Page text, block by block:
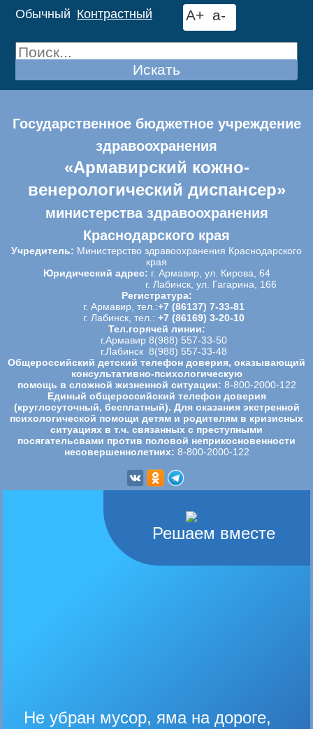
Обычный Контрастный A+ a-
Искать
Государственное бюджетное учреждение
здравоохранения
«Армавирский кожно-
венерологический диспансер»
министерства здравоохранения
Краснодарского края
Учредитель: Министерство здравоохранения Краснодарского
края
Юридический адрес: г. Армавир, ул. Кирова, 64
г. Лабинск, ул. Гагарина, 166
Регистратура:
г. Армавир, тел.:+7 (86137) 7-33-81
г. Лабинск, тел.: +7 (86169) 3-20-10
Тел.горячей линии:
г.Армавир 8(988) 557-33-50
г.Лабинск 8(988) 557-33-48
Общероссийский детский телефон доверия, оказывающий
консультативно-психологическую
помощь в сложной жизненной ситуации: 8-800-2000-122
Единый общероссийский телефон доверия
(круглосуточный, бесплатный). Для оказания экстренной
психологической помощи детям и родителям в кризисных
ситуациях в т.ч. связанных с преступными
посягательсвами против половой неприкосновенности
несовершеннолетних: 8-800-2000-122
Решаем вместе
Не убран мусор, яма на дороге,